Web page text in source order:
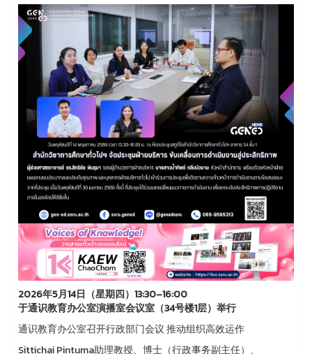
2026年5月14日（星期四）13:30–16:00
于通识教育办公室演播室会议室（34号楼1层）举行
通识教育办公室召开行政部门会议 推动组织高效运作
Sittichai Pintuma助理教授、博士（行政事务副主任）、